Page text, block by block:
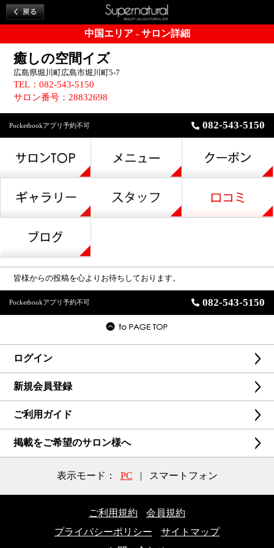
中国エリア - サロン詳細
癒しの空間イズ
広島県堀川町広島市堀川町5-7
TEL：082-543-5150
サロン番号：28832698
Pocketbookアプリ予約不可 082-543-5150
皆様からの投稿を心よりお待ちしております。
Pocketbookアプリ予約不可 082-543-5150
ログイン
新規会員登録
ご利用ガイド
掲載をご希望のサロン様へ
表示モード： PC | スマートフォン
ご利用規約
会員規約
プライバシーポリシー
サイトマップ